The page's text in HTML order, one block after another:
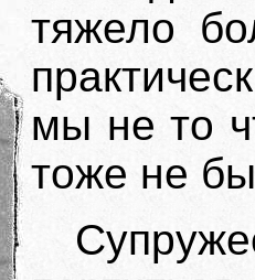
тяжело
мы не то
тоже не